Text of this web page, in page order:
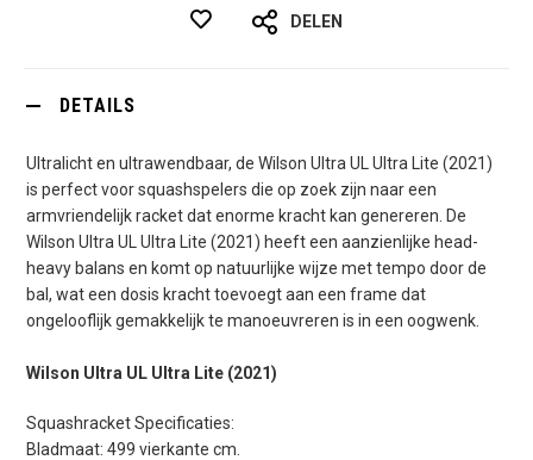
DELEN
DETAILS
Ultralicht en ultrawendbaar, de Wilson Ultra UL Ultra Lite (2021)
is perfect voor squashspelers die op zoek zijn naar een
armvriendelijk racket dat enorme kracht kan genereren. De
Wilson Ultra UL Ultra Lite (2021) heeft een aanzienlijke head-
heavy balans en komt op natuurlijke wijze met tempo door de
bal, wat een dosis kracht toevoegt aan een frame dat
ongelooflijk gemakkelijk te manoeuvreren is in een oogwenk.
Wilson Ultra UL Ultra Lite (2021)
Squashracket Specificaties:
Bladmaat: 499 vierkante cm.